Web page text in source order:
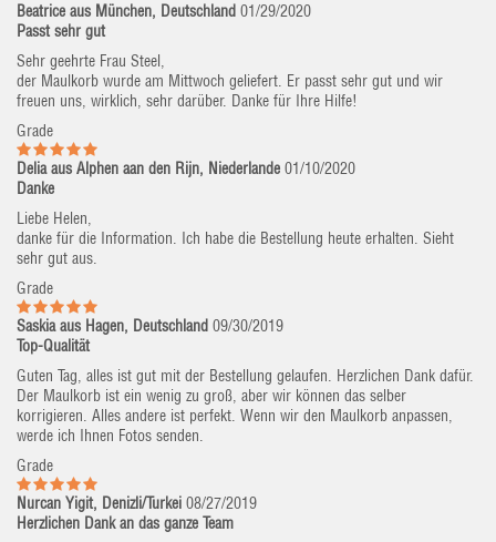
Beatrice aus München, Deutschland 01/29/2020
Passt sehr gut
Sehr geehrte Frau Steel,
der Maulkorb wurde am Mittwoch geliefert. Er passt sehr gut und wir
freuen uns, wirklich, sehr darüber. Danke für Ihre Hilfe!
Grade
Delia aus Alphen aan den Rijn, Niederlande 01/10/2020
Danke
Liebe Helen,
danke für die Information. Ich habe die Bestellung heute erhalten. Sieht
sehr gut aus.
Grade
Saskia aus Hagen, Deutschland 09/30/2019
Top-Qualität
Guten Tag, alles ist gut mit der Bestellung gelaufen. Herzlichen Dank dafür.
Der Maulkorb ist ein wenig zu groß, aber wir können das selber
korrigieren. Alles andere ist perfekt. Wenn wir den Maulkorb anpassen,
werde ich Ihnen Fotos senden.
Grade
Nurcan Yigit, Denizli/Turkei 08/27/2019
Herzlichen Dank an das ganze Team